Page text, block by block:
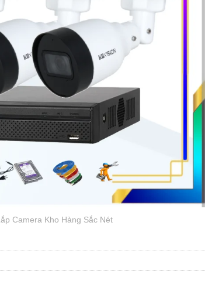
Camera Kho Hàng Sắc Nét